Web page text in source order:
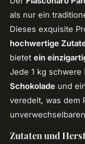
als nur ein
Dieses exquisite
hochwertige
bietet ein
Jede 1 kg schwere
Schokolade und
veredelt, was dem
Zutaten und